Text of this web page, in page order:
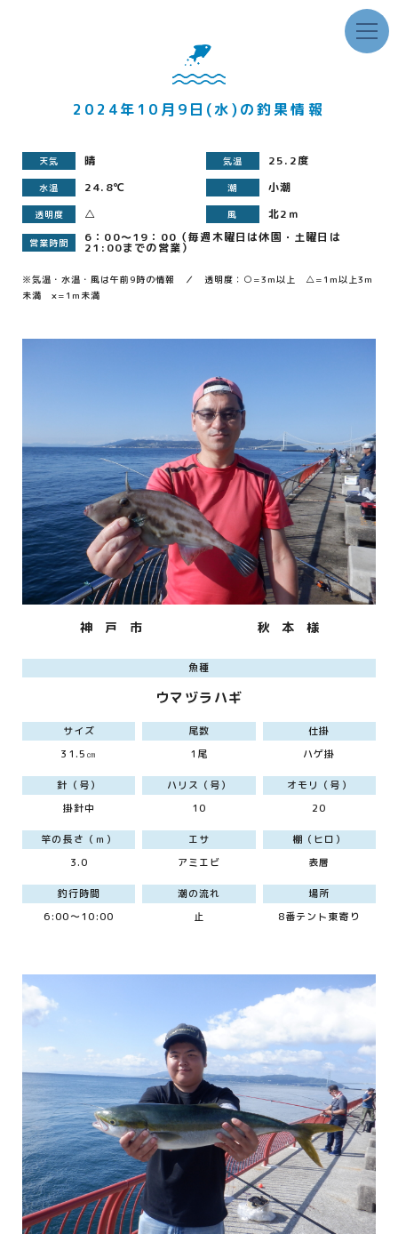
2024年10月9日(水)の釣果情報
天気 晴 気温 25.2度
水温 24.8℃ 潮 小潮
透明度 △ 風 北2ｍ
営業時間 6：00～19：00（毎週木曜日は休園・土曜日は
21:00までの営業）
※気温・水温・風は午前9時の情報 ／ 透明度：○=3m以上 △=1m以上3m
未満 ×=1m未満
神 戸 市 秋 本 様
魚種
ウマヅラハギ
サイズ
31.5㎝
尾数
1尾
仕掛
ハゲ掛
針（号）
掛針中
ハリス（号）
10
オモリ（号）
20
竿の長さ（ｍ）
3.0
エサ
アミエビ
棚（ヒロ）
表層
釣行時間
6:00～10:00
潮の流れ
止
場所
8番テント東寄り